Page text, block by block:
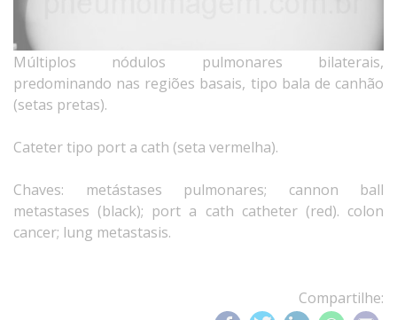
Múltiplos nódulos pulmonares bilaterais,
predominando nas regiões basais, tipo bala de canhão
(setas pretas).
Cateter tipo port a cath (seta vermelha).
Chaves: metástases pulmonares; cannon ball
metastases (black); port a cath catheter (red). colon
cancer; lung metastasis.
Compartilhe: